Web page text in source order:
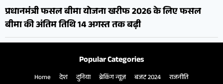
प्रधानमंत्री फसल बीमा योजना खरीफ 2026 के लिए फसल
बीमा की अंतिम तिथि 14 अगस्त तक बढ़ी
Popular Categories
Home देश दुनिया ब्रेकिंग न्यूज़ बजट 2024 राजनीति